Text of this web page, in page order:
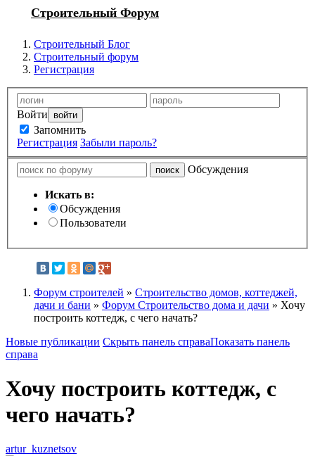
Строительный Форум
Строительный Блог
Строительный форум
Регистрация
Войти
Запомнить
Регистрация Забыли пароль?
Обсуждения
Искать в:
Обсуждения
Пользователи
Форум строителей » Строительство домов, коттеджей,
дачи и бани » Форум Строительство дома и дачи » Хочу
построить коттедж, с чего начать?
Новые публикации Скрыть панель справаПоказать панель
справа
Хочу построить коттедж, с
чего начать?
artur_kuznetsov